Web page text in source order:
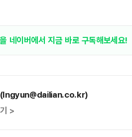
을 네이버에서 지금 바로 구독해보세요!
(Ingyun@dailian.co.kr)
>